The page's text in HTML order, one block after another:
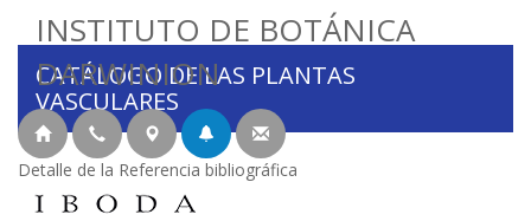
INSTITUTO DE BOTÁNICA
DARWINION
CATÁLOGO DE LAS PLANTAS
VASCULARES
Detalle de la Referencia bibliográfica